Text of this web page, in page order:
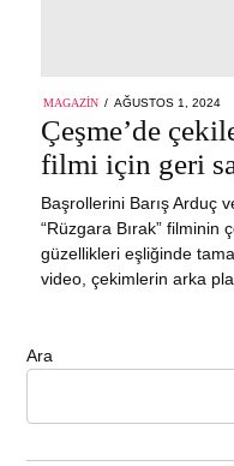
MAGAZIN
POSTED
ON
AĞUSTOS 1, 2024
1,
Çeşme’de
filmi için geri
Başrollerini Barış Arduç
“Rüzgara Bırak” filminin
güzellikleri eşliğinde
video, çekimlerin arka
Ara